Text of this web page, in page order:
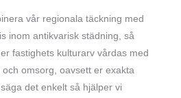
vår regionala täckning med
inom antikvarisk städning, så
fastighets kulturarv vårdas med
och omsorg, oavsett er exakta
det enkelt så hjälper vi